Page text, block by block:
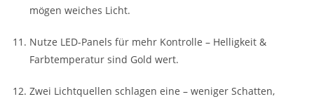
mögen weiches Licht.
Nutze LED-Panels für mehr Kontrolle – Helligkeit &
Farbtemperatur sind Gold wert.
Zwei Lichtquellen schlagen eine – weniger Schatten,